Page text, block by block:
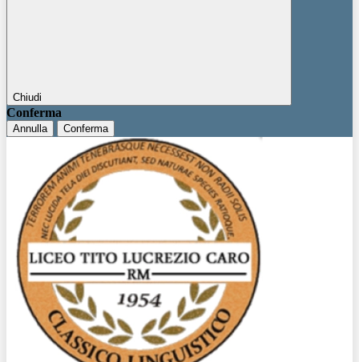
Chiudi
Conferma
Annulla Conferma